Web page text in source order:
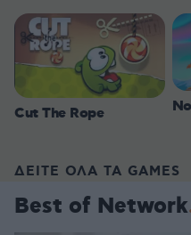
Cut The Rope
ΔΕΙΤΕ ΟΛΑ ΤΑ GAMES
Best of Network